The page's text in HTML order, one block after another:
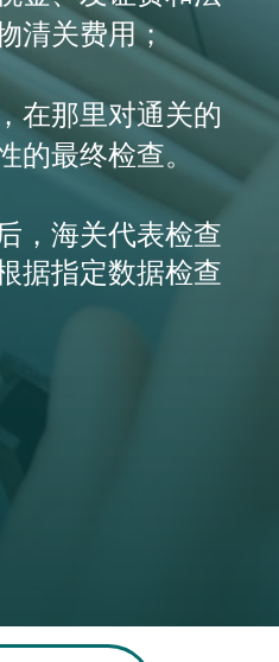
清关费用；
在那里对通关的
的最终检查。
，海关代表检查
据指定数据检查